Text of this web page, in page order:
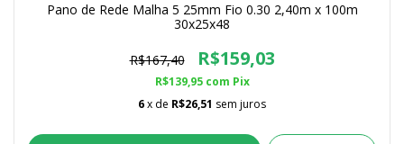
Pano de Rede Malha 5 25mm Fio 0.30 2,40m x 100m
30x25x48
R$167,40 R$159,03
R$139,95 com Pix
6x de R$26,51 sem juros